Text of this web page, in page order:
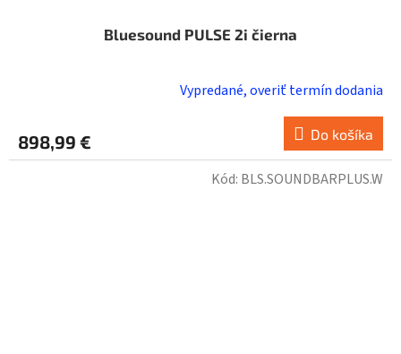
Bluesound PULSE 2i čierna
Vypredané, overiť termín dodania
898,99 € Do košíka
Kód: BLS.SOUNDBARPLUS.W